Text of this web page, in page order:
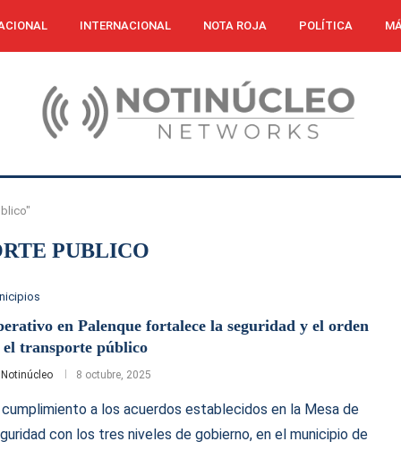
INTERNACIONAL NOTA ROJA POLÍTICA
PUBLICO
en Palenque fortalece la seguridad y el orden
el transporte público
Notinúcleo 8 octubre, 2025
cumplimiento a los acuerdos establecidos en la Mesa de
con los tres niveles de gobierno, en el municipio de